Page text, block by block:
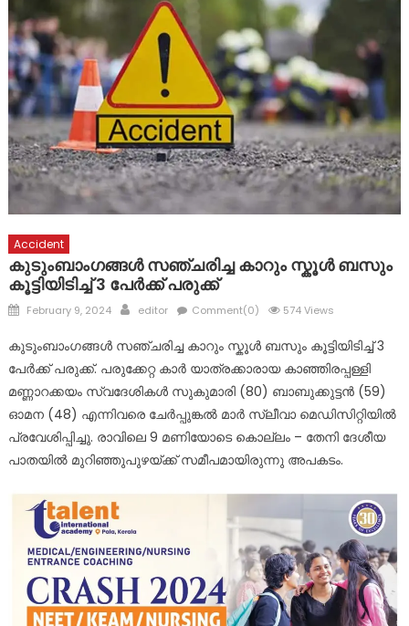
സ്വാതന്ത്ര്യ ദിനാഘോഷം; യോഗം ചേർന്നു
ആവർത്തിക്കുന്ന പ്രളയദുരന്തങ്ങൾ സർക്കാരിന്റെ
അനാസ്ഥയുടെ ഫലം; നദികളിലെ മണൽ നീക്കി അപകട
മേഖലകളിലെ ജനങ്ങളെ പുനരധിവസിപ്പിക്കണം : ബിജെപി
Accident
കുടുംബാംഗങ്ങൾ സഞ്ചരിച്ച കാറും സ്കൂൾ ബസും
കൂട്ടിയിടിച്ച് 3 പേർക്ക് പരുക്ക്
Posted
February 9, 2024 Author
editor Comment(0) 574 Views
കുടുംബാംഗങ്ങൾ സഞ്ചരിച്ച കാറും സ്കൂൾ ബസും കൂട്ടിയിടിച്ച് 3
പേർക്ക് പരുക്ക്. പരുക്കേറ്റ കാർ യാത്രക്കാരായ കാഞ്ഞിരപ്പള്ളി
മണ്ണാറക്കയം സ്വദേശികൾ സുകുമാരി (80) ബാബുക്കുട്ടൻ (59)
ഓമന (48) എന്നിവരെ ചേർപ്പുങ്കൽ മാർ സ്ലീവാ മെഡിസിറ്റിയിൽ
പ്രവേശിപ്പിച്ചു. രാവിലെ 9 മണിയോടെ കൊല്ലം – തേനി ദേശീയ
പാതയിൽ മുറിഞ്ഞുപുഴയ്ക്ക് സമീപമായിരുന്നു അപകടം.